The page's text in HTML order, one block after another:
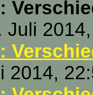
Juli
2014,